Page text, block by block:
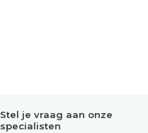
Stel je vraag aan onze
specialisten